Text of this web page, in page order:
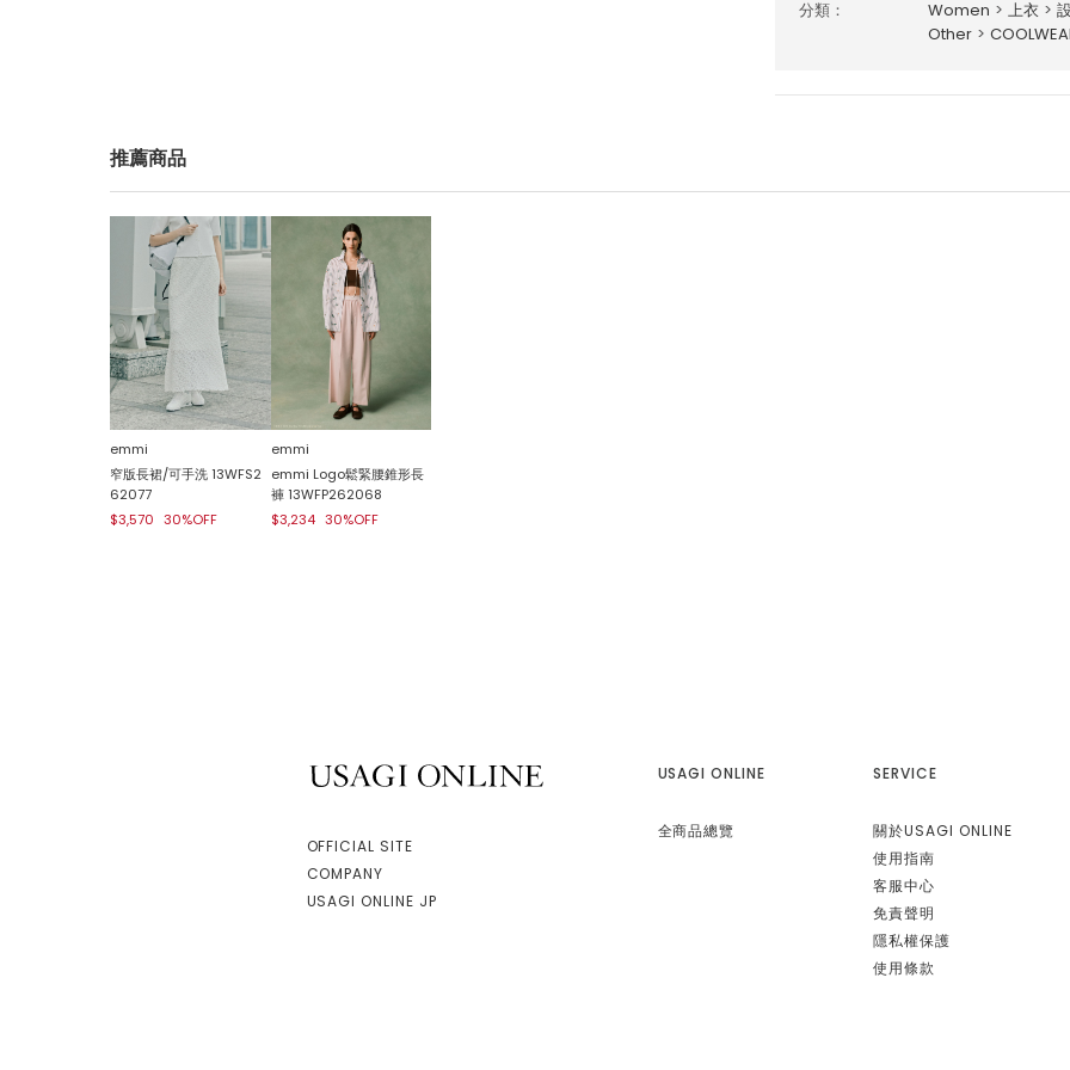
分類：
Women > 上衣 >
Other >
推薦商品
emmi
窄版長裙/可手洗 13WFS2
62077
$3,570 30%OFF
emmi
emmi Logo鬆緊腰錐形長
褲 13WFP262068
$3,234 30%OFF
OFFICIAL SITE
COMPANY
USAGI ONLINE JP
USAGI ONLINE
全商品總覽
SERVICE
關於USAGI ONLINE
使用指南
客服中心
免責聲明
隱私權保護
使用條款